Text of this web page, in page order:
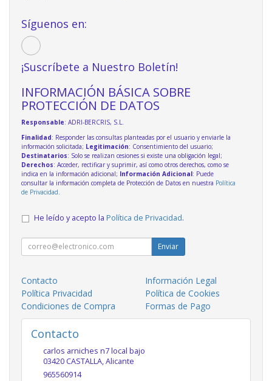
Síguenos en:
¡Suscríbete a Nuestro Boletín!
INFORMACIÓN BÁSICA SOBRE
PROTECCIÓN DE DATOS
Responsable: ADRI-BERCRIS, S.L.
Finalidad: Responder las consultas planteadas por el usuario y enviarle la
información solicitada; Legitimación: Consentimiento del usuario;
Destinatarios: Solo se realizan cesiones si existe una obligación legal;
Derechos: Acceder, rectificar y suprimir, así como otros derechos, como se
indica en la información adicional; Información Adicional: Puede
consultar la información completa de Protección de Datos en nuestra Política
de Privacidad
He leído y acepto la Política de Privacidad.
Enviar
Contacto
Información Legal
Política Privacidad
Política de Cookies
Condiciones de Compra
Formas de Pago
Contacto
carlos arniches n7 local bajo
03420 CASTALLA,Alicante
965560914